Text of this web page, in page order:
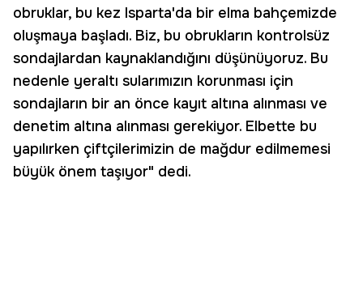
obruklar, bu kez Isparta'da bir elma bahçemizde
oluşmaya başladı. Biz, bu obrukların kontrolsüz
sondajlardan kaynaklandığını düşünüyoruz. Bu
nedenle yeraltı sularımızın korunması için
sondajların bir an önce kayıt altına alınması ve
denetim altına alınması gerekiyor. Elbette bu
yapılırken çiftçilerimizin de mağdur edilmemesi
büyük önem taşıyor" dedi.